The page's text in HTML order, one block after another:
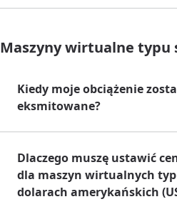
Maszyny wirtualne typu
Kiedy moje obciążenie
eksmitowane?
Dlaczego muszę ustawić
dla maszyn wirtualnych
dolarach amerykańskich